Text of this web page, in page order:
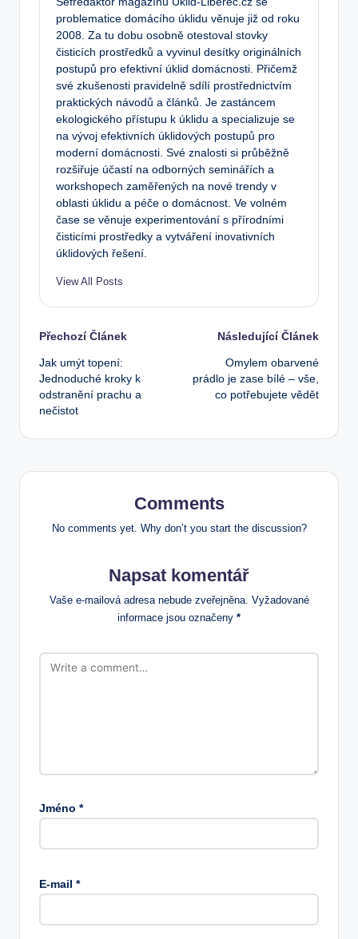
problematice domácího úklidu věnuje již od roku
2008. Za tu dobu osobně otestoval stovky
čisticích prostředků a vyvinul desítky originálních
postupů pro efektivní úklid domácnosti. Přičemž
své zkušenosti pravidelně sdílí prostřednictvím
praktických návodů a článků. Je zastáncem
ekologického přístupu k úklidu a specializuje se
na vývoj efektivních úklidových postupů pro
moderní domácnosti. Své znalosti si průběžně
rozšiřuje účastí na odborných seminářích a
workshopech zaměřených na nové trendy v
oblasti úklidu a péče o domácnost. Ve volném
čase se věnuje experimentování s přírodními
čisticími prostředky a vytváření inovativních
úklidových řešení.
View All Posts
Post
navigation
Přechozí Článek
Jak umýt topení:
Jednoduché kroky k
odstranění prachu a
nečistot
Následující Článek
Omylem obarvené
prádlo je zase bílé – vše,
co potřebujete vědět
Comments
No comments yet. Why don’t you start the discussion?
Napsat komentář
Vaše e-mailová adresa nebude zveřejněna. Vyžadované
informace jsou označeny *
Jméno *
E-mail *